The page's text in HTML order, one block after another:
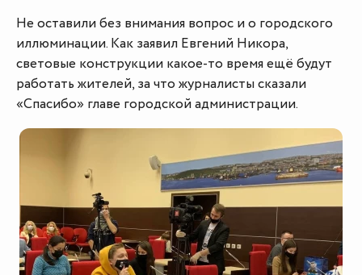
Не оставили без внимания вопрос и о городского
иллюминации. Как заявил Евгений Никора,
световые конструкции какое-то время ещё будут
работать жителей, за что журналисты сказали
«Спасибо» главе городской администрации.